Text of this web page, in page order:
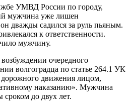
УМВД России по городу,
мужчина уже лишен
дважды садился за руль пьяным.
к ответственности.
мужчину.
очередного
волгоградца по статье 264.1 УК
движения лицом,
наказанию». Мужчина
сроком до двух лет.